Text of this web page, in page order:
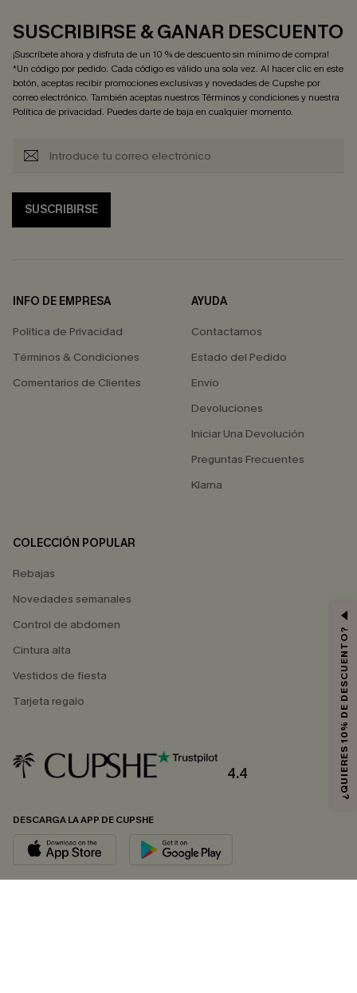
SUSCRIBIRSE & GANAR DESCUENTO
¡Suscríbete ahora y disfruta de un 10 % de descuento sin mínimo de compra!
*Un código por pedido. Cada código es válido una sola vez. Al hacer clic en este
botón, aceptas recibir promociones exclusivas y novedades de Cupshe por
correo electrónico. También aceptas nuestrosTérminos y condicionesy nuestra
Política de privacidad. Puedes darte de baja en cualquier momento.
SUSCRIBIRSE
INFO DE EMPRESA
Política de Privacidad
Términos & Condiciones
Comentarios de Clientes
AYUDA
Contactarnos
Estado del Pedido
Envío
Devoluciones
Iniciar Una Devolución
Preguntas Frecuentes
Klarna
COLECCIÓN POPULAR
Rebajas
Novedades semanales
Control de abdomen
Cintura alta
Vestidos de fiesta
Tarjeta regalo
4.4
DESCARGA LA APP DE CUPSHE
¿QUIERES 10% DE DESCUENTO?